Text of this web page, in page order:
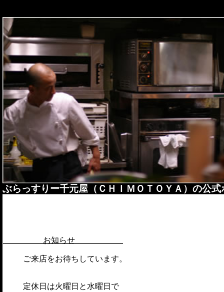
ぶらっすりー千元屋（ＣＨＩＭＯＴＯＹＡ）の公
お知らせ
ご来店をお待ちしています。
定休日は火曜日と水曜日で